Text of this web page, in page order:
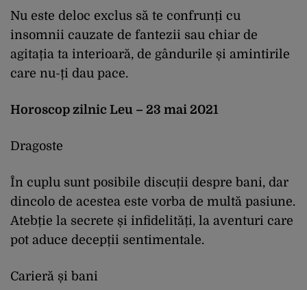
Nu este deloc exclus să te confrunți cu
insomnii cauzate de fantezii sau chiar de
agitația ta interioară, de gândurile și amintirile
care nu-ți dau pace.
Horoscop zilnic Leu – 23 mai 2021
Dragoste
În cuplu sunt posibile discuții despre bani, dar
dincolo de acestea este vorba de multă pasiune.
Atebție la secrete și infidelități, la aventuri care
pot aduce decepții sentimentale.
Carieră și bani